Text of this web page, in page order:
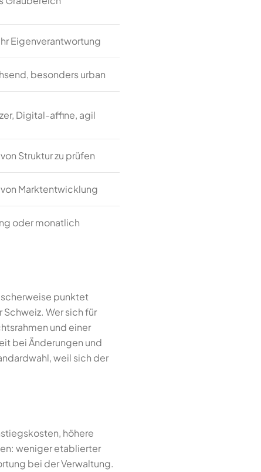
Eigenverantwortung
besonders urban
Digital-affine, agil
Struktur zu prüfen
Marktentwicklung
oder monatlich
punktet
Wer sich für
und einer
bei Änderungen und
weil sich der
höhere
weniger etablierter
bei der Verwaltung.